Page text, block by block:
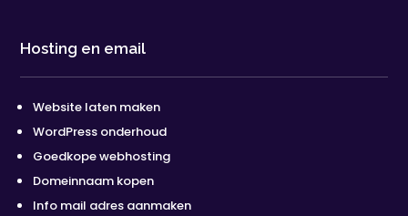
Hosting en email
Website laten maken
WordPress onderhoud
Goedkope webhosting
Domeinnaam kopen
Info mail adres aanmaken